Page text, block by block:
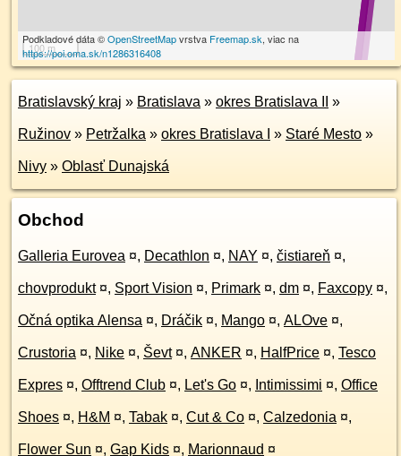
100 m
Podkladové dáta ©OpenStreetMapvrstva Freemap.sk, viac na
https://poi.oma.sk/n1286316408
Bratislavský kraj » Bratislava » okres Bratislava II »
Ružinov » Petržalka » okres Bratislava I » Staré Mesto »
Nivy » Oblasť Dunajská
Obchod
Galleria Eurovea ¤, Decathlon ¤, NAY ¤, čistiareň ¤,
chovprodukt ¤, Sport Vision ¤, Primark ¤, dm ¤, Faxcopy ¤,
Očná optika Alensa ¤, Dráčik ¤, Mango ¤, ALOve ¤,
Crustoria ¤, Nike ¤, Ševt ¤, ANKER ¤, HalfPrice ¤, Tesco
Expres ¤, Offtrend Club ¤, Let's Go ¤, Intimissimi ¤, Office
Shoes ¤, H&M ¤, Tabak ¤, Cut & Co ¤, Calzedonia ¤,
Flower Sun ¤, Gap Kids ¤, Marionnaud ¤